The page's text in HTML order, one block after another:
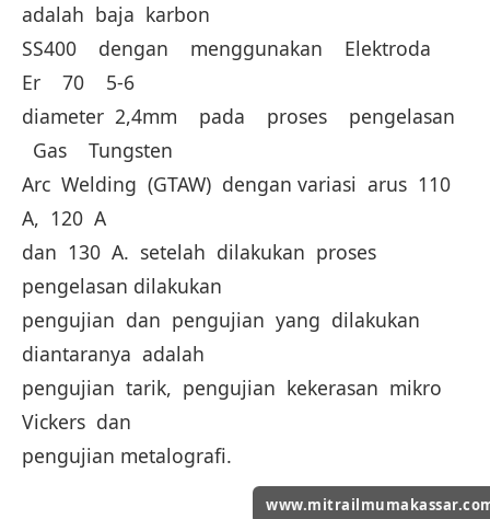
adalah baja karbon
SS400 dengan menggunakan Elektroda
Er 70 5-6
diameter 2,4mm pada proses pengelasan
Gas Tungsten
Arc Welding (GTAW) dengan variasi arus 110
A, 120 A
dan 130 A. setelah dilakukan proses
pengelasan dilakukan
pengujian dan pengujian yang dilakukan
diantaranya adalah
pengujian tarik, pengujian kekerasan mikro
Vickers dan
pengujian metalografi.